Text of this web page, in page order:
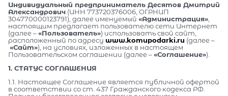
Индивидуальный предприниматель Десятов Дмитрий
Александрович (ИНН 773720376006, ОГРНИП
304770000123791), далее именуемый «Администрация»,
настоящим предлагает пользователю сети Интернет
(далее –«Пользователь») использовать свой сайт,
расположенный по адресу www.komupodarki.ru (далее –
«Сайт»), на условиях, изложенных в настоящем
Пользовательском соглашении (далее –«Соглашение»).
1. СТАТУС СОГЛАШЕНИЯ
1.1. Настоящее Соглашение является публичной офертой
в соответствии со ст. 437 Гражданского кодекса РФ.